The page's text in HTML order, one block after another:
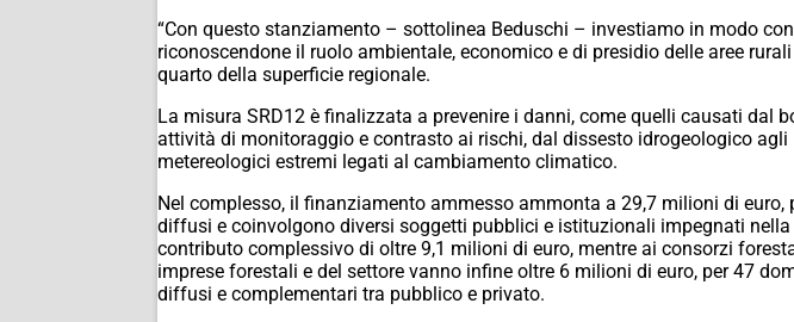
“Con questo stanziamento – sottolinea Beduschi – investiamo in modo
riconoscendone il ruolo ambientale, economico e di presidio delle aree
quarto della superficie regionale.
La misura SRD12 è finalizzata a prevenire i danni, come quelli causati
attività di monitoraggio e contrasto ai rischi, dal dissesto idrogeologico
metereologici estremi legati al cambiamento climatico.
Nel complesso, il finanziamento ammesso ammonta a 29,7 milioni di
diffusi e coinvolgono diversi soggetti pubblici e istituzionali impegnati
contributo complessivo di oltre 9,1 milioni di euro, mentre ai consorzi
imprese forestali e del settore vanno infine oltre 6 milioni di euro, per 47
diffusi e complementari tra pubblico e privato.